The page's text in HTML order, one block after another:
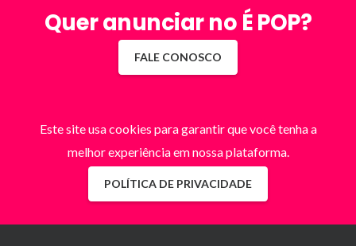
Quer anunciar no É POP?
FALE CONOSCO
Este site usa cookies para garantir que você tenha a
melhor experiência em nossa plataforma.
POLÍTICA DE PRIVACIDADE